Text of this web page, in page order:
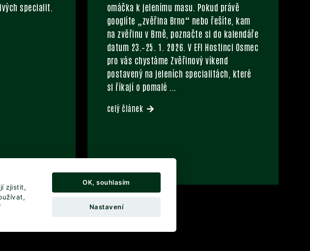
specialit.
omáčka k jelenímu masu. Pokud právě
googlíte „zvěřina Brno“ nebo řešíte, kam
na zvěřinu v Brně, poznačte si do kalendáře
datum 23.–25. 1. 2026. V EFI Hostinci Osmec
pro vás chystáme Zvěřinový víkend
postavený na jeleních specialitách, které
si říkají o pomalé
celý článek
zjistit,
OK, souhlasím
Nastavení